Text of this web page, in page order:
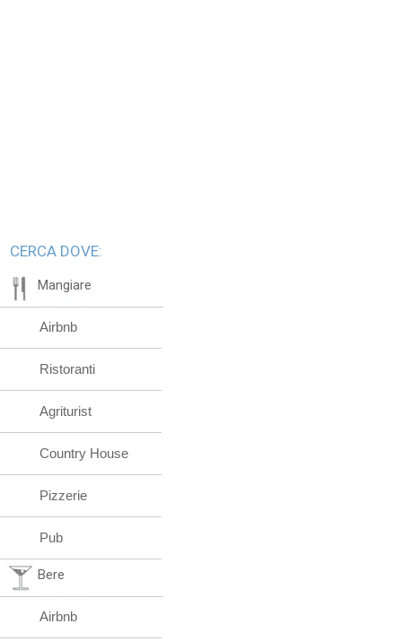
CERCA DOVE:
Mangiare
Airbnb
Ristoranti
Agriturist
Country House
Pizzerie
Pub
Bere
Airbnb